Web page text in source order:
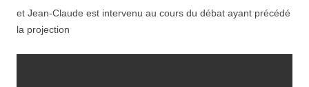
et Jean-Claude est intervenu au cours du débat ayant précédé
la projection